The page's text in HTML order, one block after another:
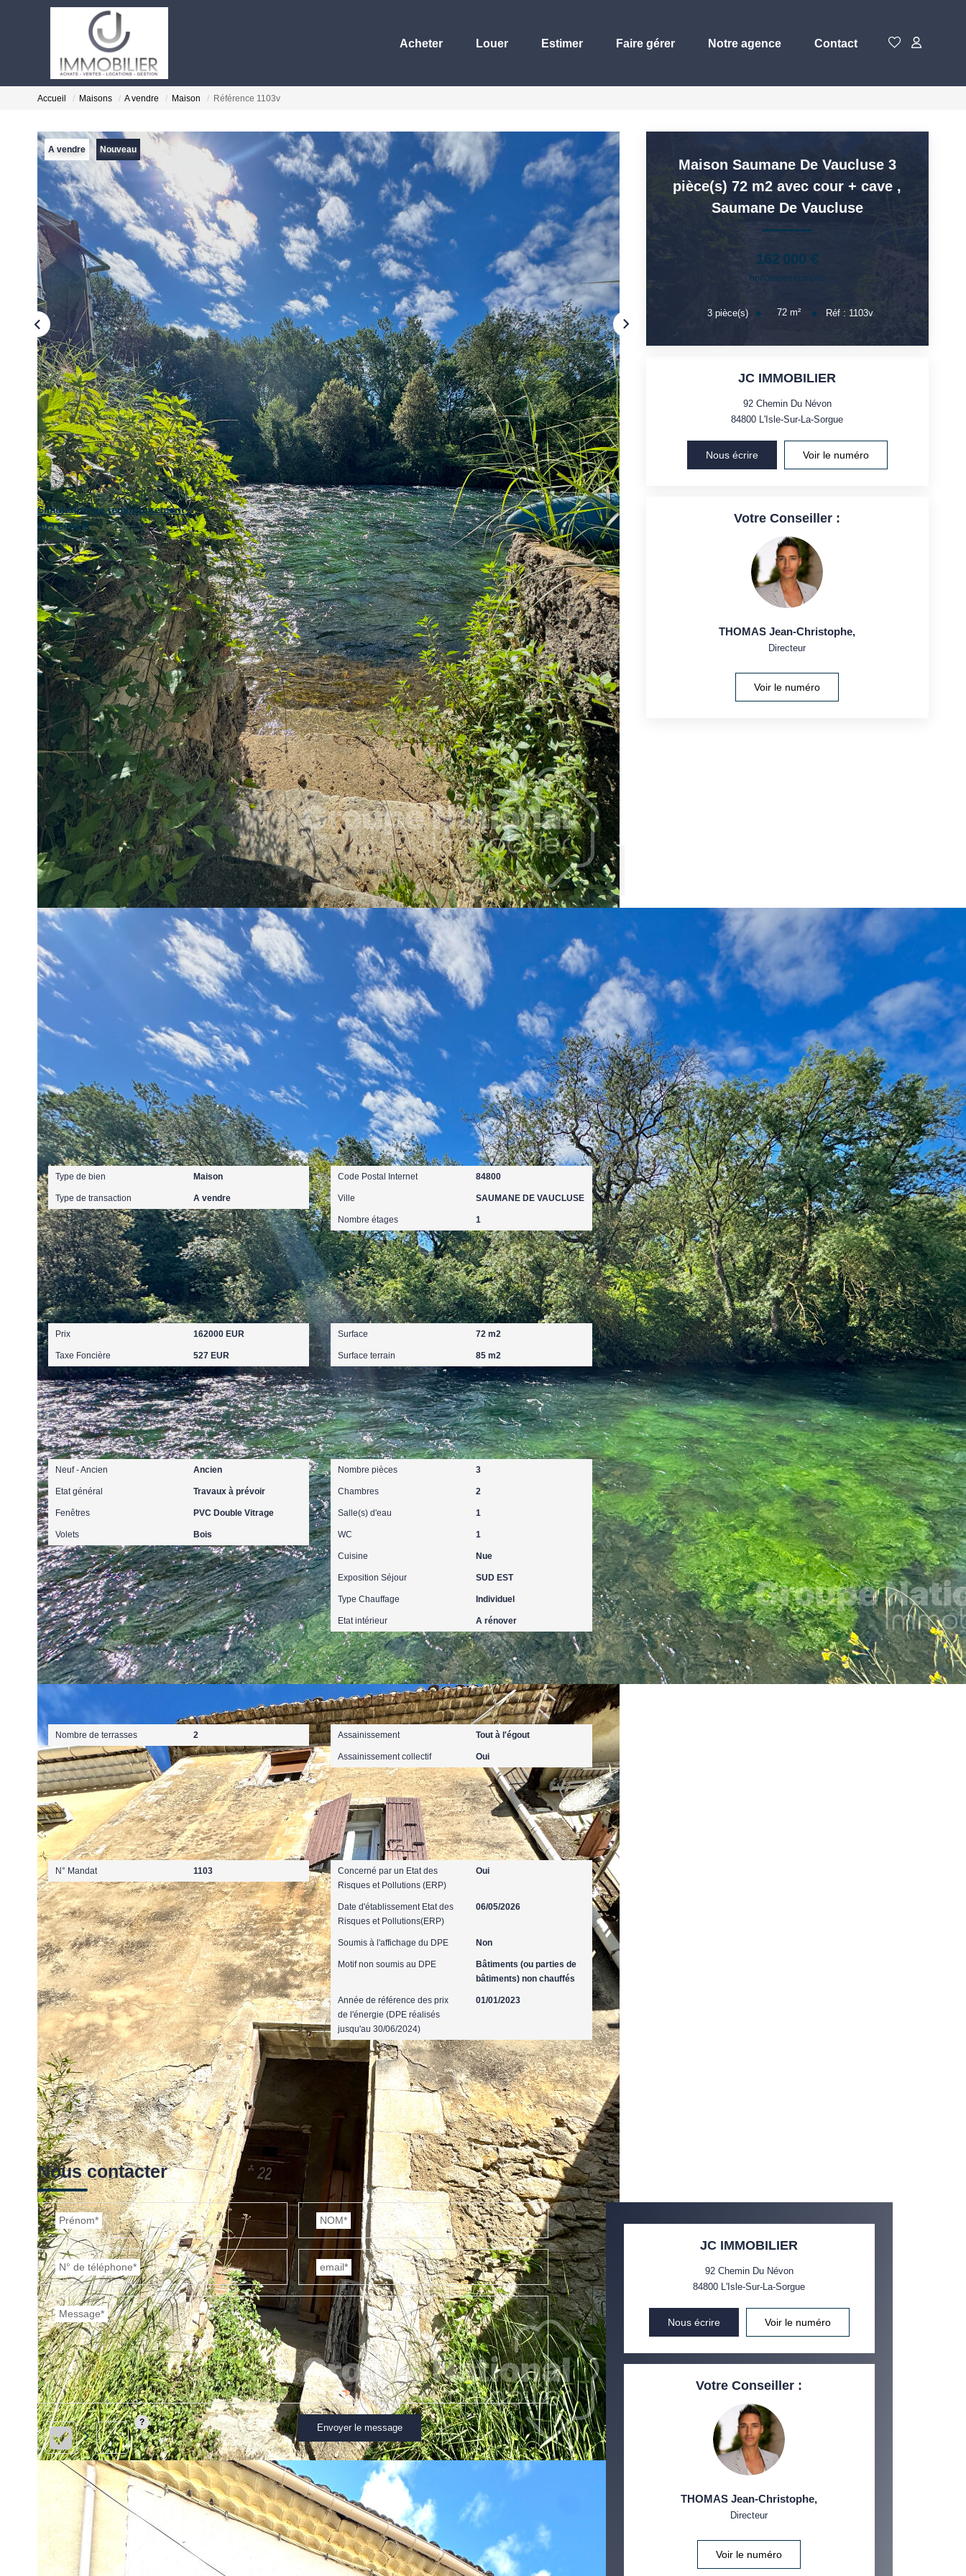
Acheter Louer Estimer Faire gérer Notre agence Contact
Accueil Maisons A vendre Maison Référence 1103v
A vendre Nouveau
Simulation de remboursement :
809 €/mois
pendant 20 ans à 3% avec un apport de 16 200 €
Description
Réf : 1103v
SOUS COMPROMIS. EXCLUSIVITÉ ! Maison mitoyenne de type 3 de 72m2 environ sur deux niveaux avec une cour de
30m2, une cave et un accès privatif à un bord de Sorgue !
Environnement calme avec espaces verts et parking communs.
Prévoir travaux !
Elle se compose au rdc : d'un hall d'entrée, une cuisine séparée, un salon, une salle d'eau, un wc et à l'étage : un palier, un
couloir, deux chambres dont 1 avec placard et point d'eau.
Équipements : Menuiseries en PVC double vitrage, volets bois et roulant électrique, assainissement collectif (non conforme).
NON SOUMIS AU DPE.
** Honoraires à la charge du vendeur
Imprimer Partager Calculer mon budget
Nos honoraires
Ce bien est soumis à un diagnostic ERP (État des Risques et Pollutions). Pour en savoir plus, rendez-vous sur
https://www.georisques.gouv.fr/
Caractéristiques détaillées
Général
Type de bien Maison
Type de transaction A vendre
Localisation
Code Postal Internet 84800
Ville SAUMANE DE VAUCLUSE
Nombre étages 1
Aspects financiers
Prix 162000 EUR
Taxe Foncière 527 EUR
Surfaces
Surface 72 m2
Surface terrain 85 m2
Extérieur
Neuf - Ancien Ancien
Etat général Travaux à prévoir
Fenêtres PVC Double Vitrage
Volets Bois
Intérieur
Nombre pièces 3
Chambres 2
Salle(s) d'eau 1
WC 1
Cuisine Nue
Exposition Séjour SUD EST
Type Chauffage Individuel
Etat intérieur A rénover
Autres
Nombre de terrasses 2
Terrain
Assainissement Tout à l'égout
Assainissement collectif Oui
Mandat
N° Mandat 1103
Diagnostics
Concerné par un Etat des
Risques et Pollutions (ERP)
Oui
Date d'établissement Etat des
Risques et Pollutions(ERP)
06/05/2026
Soumis à l'affichage du DPE Non
Motif non soumis au DPE
Bâtiments (ou parties de
bâtiments) non chauffés
Année de référence des prix
de l'énergie (DPE réalisés
jusqu'au 30/06/2024)
01/01/2023
Maison Saumane De Vaucluse 3
pièce(s) 72 m2 avec cour + cave ,
Saumane De Vaucluse
162 000 €
honoraires compris
3 pièce(s) 72 m² Réf : 1103v
JC IMMOBILIER
92 Chemin Du Névon
84800 L'Isle-Sur-La-Sorgue
Nous écrire Voir le numéro
Votre Conseiller :
THOMAS Jean-Christophe,
Directeur
Voir le numéro
Nous contacter
Prénom* NOM*
N° de téléphone* email*
Message*
Envoyer le message
JC IMMOBILIER
92 Chemin Du Névon
84800 L'Isle-Sur-La-Sorgue
Nous écrire Voir le numéro
Votre Conseiller :
THOMAS Jean-Christophe,
Directeur
Voir le numéro